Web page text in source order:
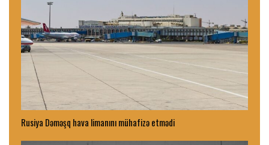
Rusiya Dəməşq hava limanını mühafizə etmədi